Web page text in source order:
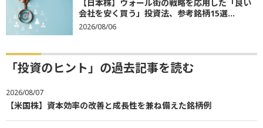
【日本株】ウォール街の戦略を応用した「良い
会社を安く買う」投資法、参考銘柄15選...
2026/08/06
「投資のヒント」の過去記事を読む
2026/08/07
【米国株】資本効率の改善と成長性を兼ね備えた銘柄例